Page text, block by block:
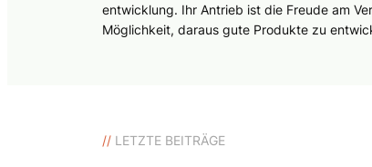
entwicklung. Ihr Antrieb ist die Freude am
Möglichkeit, daraus gute Produkte zu
// LETZTE BEITRÄGE